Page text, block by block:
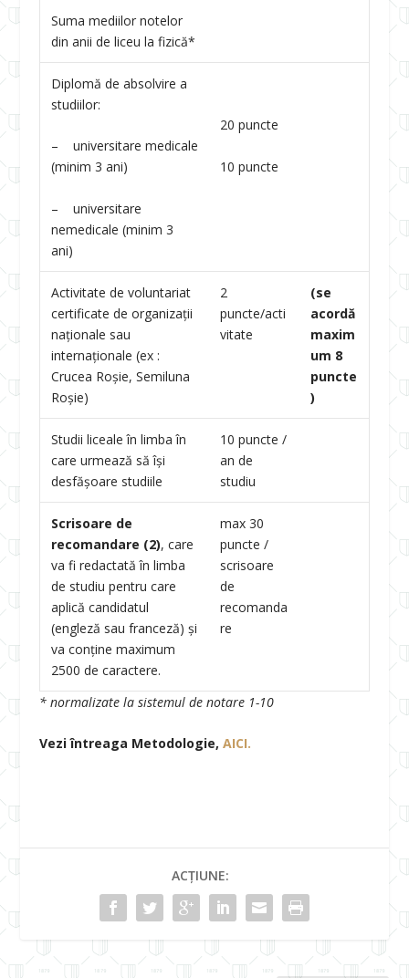
Suma mediilor notelor
din anii de liceu la fizică*
Diplomă de absolvire a
studiilor:
– universitare medicale
(minim 3 ani)
– universitare
nemedicale (minim 3
ani)
20 puncte
10 puncte
Activitate de voluntariat
certificate de organizaţii
naţionale sau
internaţionale (ex :
Crucea Roșie, Semiluna
Roșie)
2
puncte/acti
vitate
(se
acordă
maxim
um 8
puncte
)
Studii liceale în limba în
care urmează să își
desfășoare studiile
10 puncte /
an de
studiu
Scrisoare de
recomandare (2), care
va fi redactată în limba
de studiu pentru care
aplică candidatul
(engleză sau franceză) și
va conține maximum
2500 de caractere.
max 30
puncte /
scrisoare
de
recomanda
re
* normalizate la sistemul de notare 1-10
Vezi întreaga Metodologie, AICI.
ACȚIUNE: